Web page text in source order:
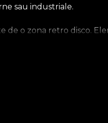
sau industriale.
de o zona retro disco.
tine si devin o
este produs
In final,